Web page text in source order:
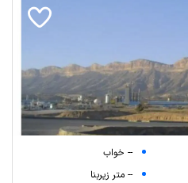
-- خواب
-- متر زیربنا